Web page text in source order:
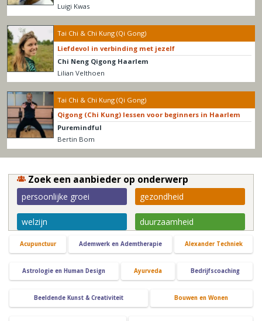
Luigi Kwas
Tai Chi & Chi Kung (Qi Gong)
Liefdevol in verbinding met jezelf
Chi Neng Qigong Haarlem
Lilian Velthoen
Tai Chi & Chi Kung (Qi Gong)
Qigong (Chi Kung) lessen voor beginners in Haarlem
Puremindful
Bertin Bom
Zoek een aanbieder op onderwerp
persoonlijke groei gezondheid
welzijn duurzaamheid
Acupunctuur Ademwerk en Ademtherapie Alexander Techniek
Astrologie en Human Design Ayurveda Bedrijfscoaching
Beeldende Kunst & Creativiteit Bouwen en Wonen